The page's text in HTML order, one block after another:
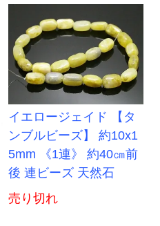
イエロージェイド 【タ
ンブルビーズ】 約10x1
5mm 《1連》 約40㎝前
後 連ビーズ 天然石
売り切れ